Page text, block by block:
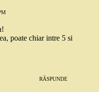
poate chiar intre 5 si
RĂSPUNDE